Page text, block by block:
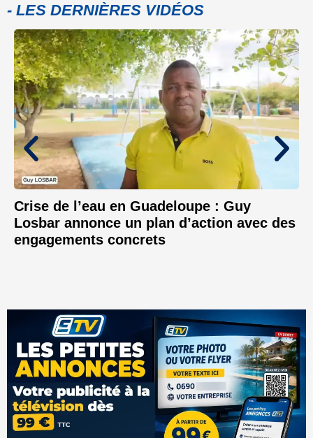
- LES DERNIÈRES VIDÉOS
Crise de l’eau en Guadeloupe : Guy
Losbar annonce un plan d’action avec des
engagements concrets